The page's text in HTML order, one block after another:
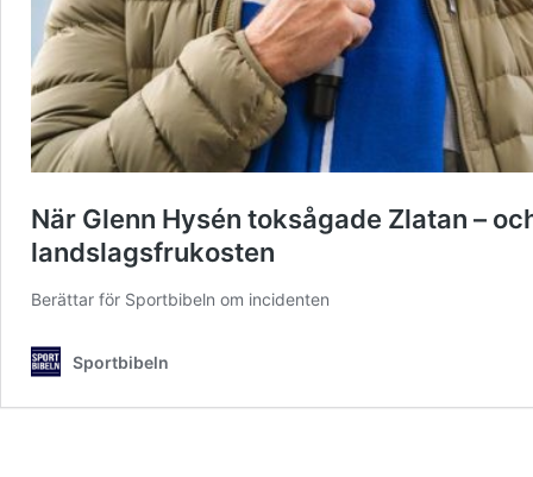
När Glenn Hysén toksågade Zlatan –
landslagsfrukosten
Berättar för Sportbibeln om incidenten
Sportbibeln